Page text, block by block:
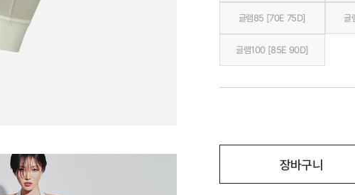
글램85 [70E 75D] 글
글램100 [85E 90D]
장바구니